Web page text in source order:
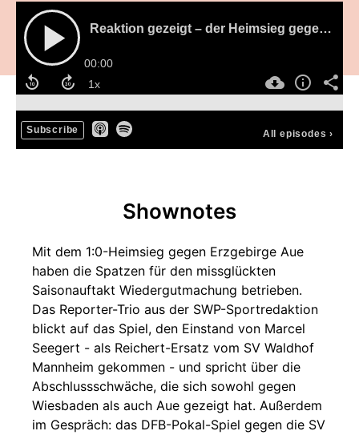
Reaktion gezeigt – der Heimsieg gegen Aue
00:00
Subscribe All episodes ›
Shownotes
Mit dem 1:0-Heimsieg gegen Erzgebirge Aue
haben die Spatzen für den missglückten
Saisonauftakt Wiedergutmachung betrieben.
Das Reporter-Trio aus der SWP-Sportredaktion
blickt auf das Spiel, den Einstand von Marcel
Seegert - als Reichert-Ersatz vom SV Waldhof
Mannheim gekommen - und spricht über die
Abschlussschwäche, die sich sowohl gegen
Wiesbaden als auch Aue gezeigt hat. Außerdem
im Gespräch: das DFB-Pokal-Spiel gegen die SV